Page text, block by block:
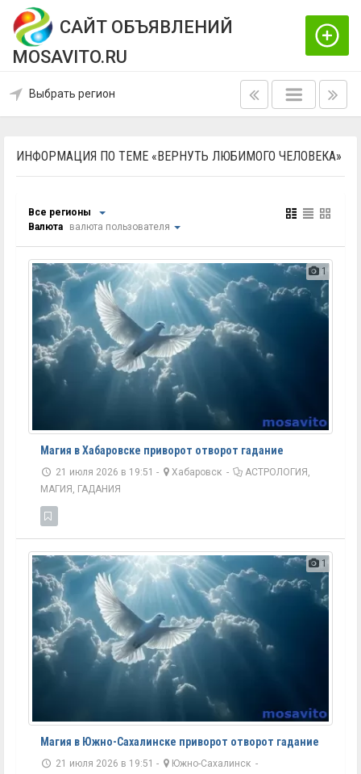
САЙТ ОБЪЯВЛЕНИЙ
MOSAVITO.RU
Выбрать регион
ИНФОРМАЦИЯ ПО ТЕМЕ «ВЕРНУТЬ ЛЮБИМОГО ЧЕЛОВЕКА»
Все регионы
Валюта
валюта пользователя
1
Магия в Хабаровске приворот отворот гадание
21 июля 2026 в 19:51 - Хабаровск -
АСТРОЛОГИЯ,
МАГИЯ, ГАДАНИЯ
1
Магия в Южно-Сахалинске приворот отворот гадание
21 июля 2026 в 19:51 - Южно-Сахалинск -